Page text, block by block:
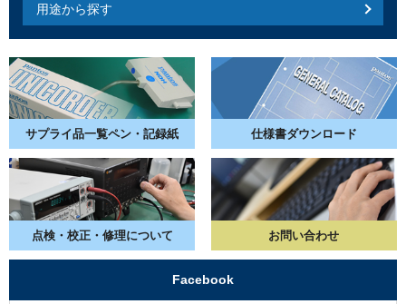
用途から探す
サプライ品一覧ペン・記録紙 仕様書ダウンロード
点検・校正・ 修理について お問い合わせ
Facebook